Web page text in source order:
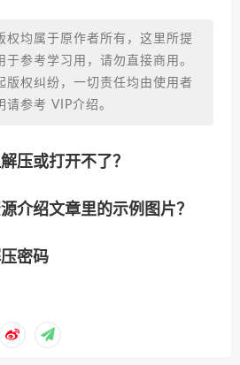
权均属于原作者所有，这里所提
于参考学习用，请勿直接商用。
版权纠纷，一切责任均由使用者
请参考 VIP介绍。
压或打开不了？
介绍文章里的示例图片？
密码